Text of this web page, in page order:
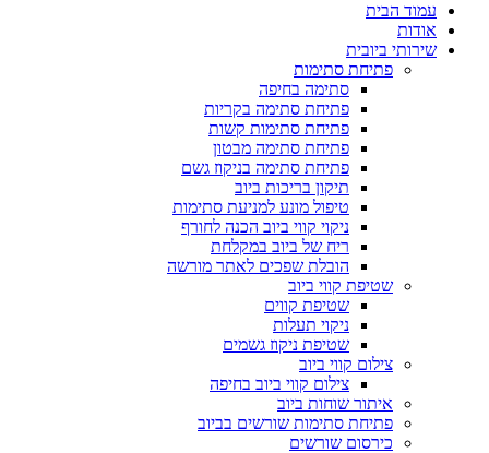
עמוד הבית
אודות
שירותי ביובית
פתיחת סתימות
סתימה בחיפה
פתיחת סתימה בקריות
פתיחת סתימות קשות
פתיחת סתימה מבטון
פתיחת סתימה בניקוז גשם
תיקון בריכות ביוב
טיפול מונע למניעת סתימות
ניקוי קווי ביוב הכנה לחורף
ריח של ביוב במקלחת
הובלת שפכים לאתר מורשה
שטיפת קווי ביוב
שטיפת קווים
ניקוי תעלות
שטיפת ניקוז גשמים
צילום קווי ביוב
צילום קווי ביוב בחיפה
איתור שוחות ביוב
פתיחת סתימות שורשים בביוב
כירסום שורשים